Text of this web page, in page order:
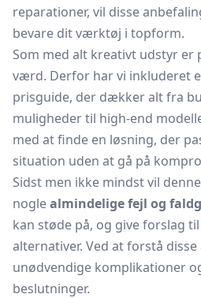
reparationer, vil disse
bevare dit værktøj i topform.
Som med alt kreativt udstyr er
værd. Derfor har vi inkluderet
prisguide, der dækker alt fra
muligheder til high-end
med at finde en løsning, der
situation uden at gå på
Sidst men ikke mindst vil
noglealmindelige fejl og
kan støde på, og give forslag
alternativer. Ved at forstå
unødvendige komplikationer
beslutninger.